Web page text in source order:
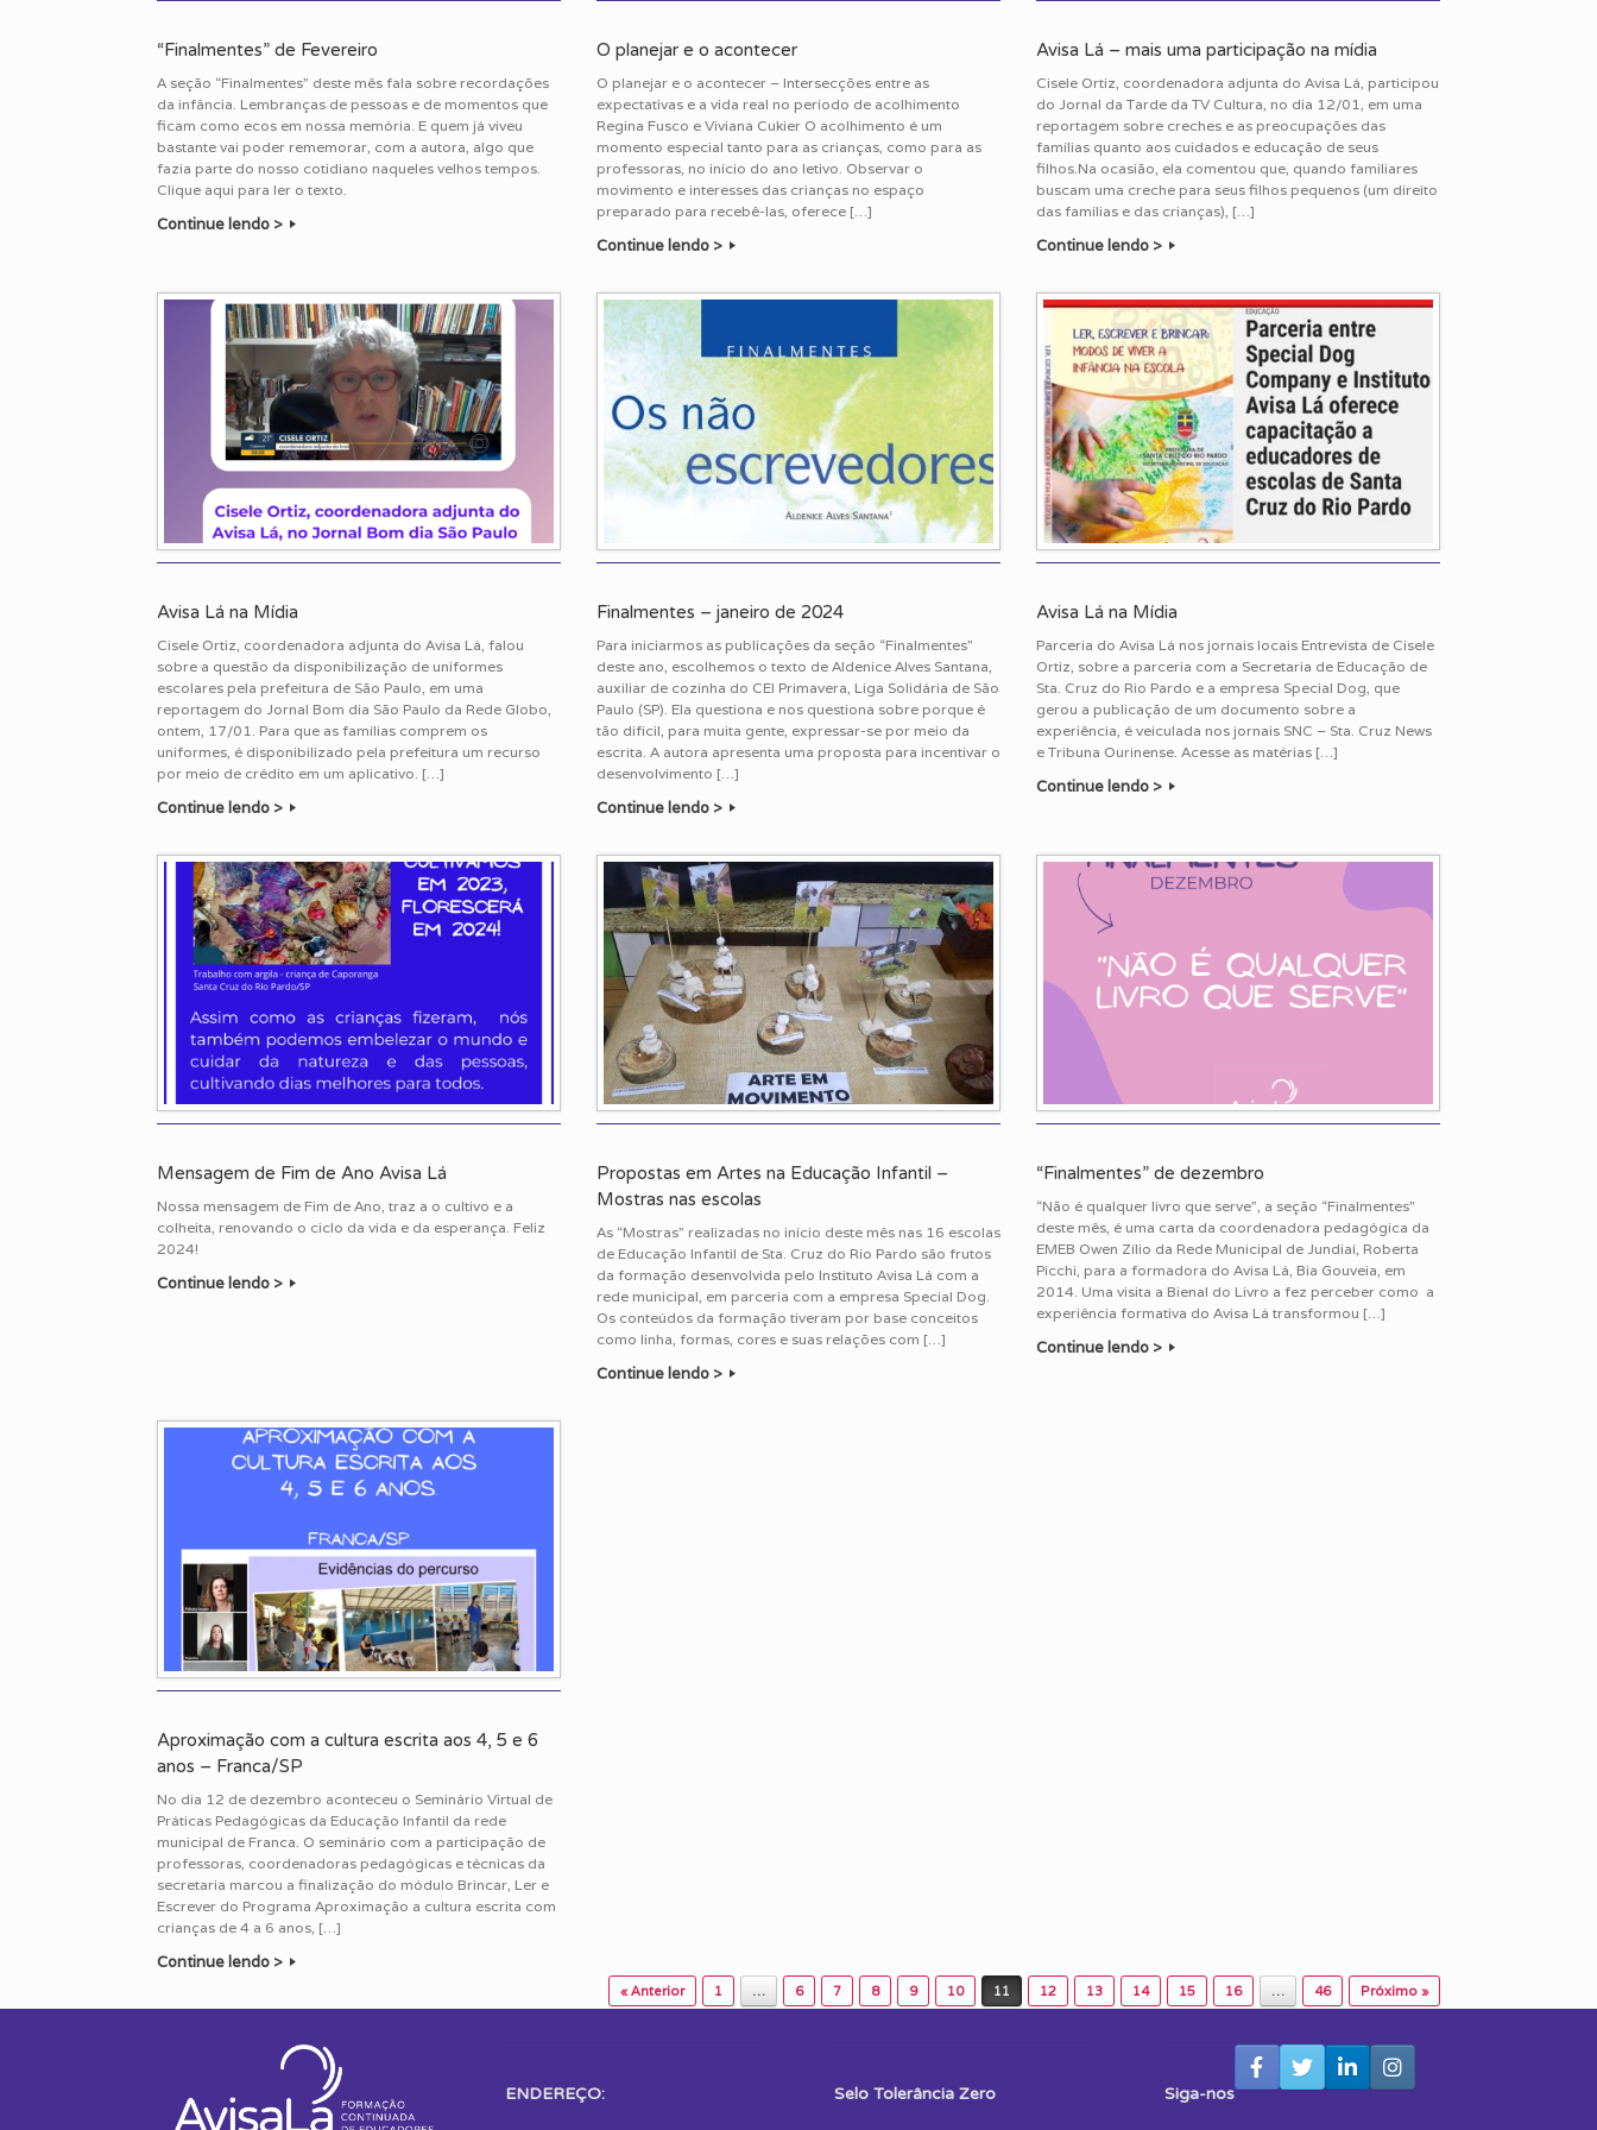
“Finalmentes” de Fevereiro
A seção “Finalmentes” deste mês fala sobre recordações
da infância. Lembranças de pessoas e de momentos que
ficam como ecos em nossa memória. E quem já viveu
bastante vai poder rememorar, com a autora, algo que
fazia parte do nosso cotidiano naqueles velhos tempos.
Clique aqui para ler o texto.
Continue lendo >
O planejar e o acontecer
O planejar e o acontecer – Intersecções entre as
expectativas e a vida real no período de acolhimento
Regina Fusco e Viviana Cukier O acolhimento é um
momento especial tanto para as crianças, como para as
professoras, no início do ano letivo. Observar o
movimento e interesses das crianças no espaço
preparado para recebê-las, oferece […]
Continue lendo >
Avisa Lá – mais uma participação na mídia
Cisele Ortiz, coordenadora adjunta do Avisa Lá, participou
do Jornal da Tarde da TV Cultura, no dia 12/01, em uma
reportagem sobre creches e as preocupações das
famílias quanto aos cuidados e educação de seus
filhos.Na ocasião, ela comentou que, quando familiares
buscam uma creche para seus filhos pequenos (um direito
das famílias e das crianças), […]
Continue lendo >
Avisa Lá na Mídia
Cisele Ortiz, coordenadora adjunta do Avisa Lá, falou
sobre a questão da disponibilização de uniformes
escolares pela prefeitura de São Paulo, em uma
reportagem do Jornal Bom dia São Paulo da Rede Globo,
ontem, 17/01. Para que as famílias comprem os
uniformes, é disponibilizado pela prefeitura um recurso
por meio de crédito em um aplicativo. […]
Continue lendo >
Finalmentes – janeiro de 2024
Para iniciarmos as publicações da seção “Finalmentes”
deste ano, escolhemos o texto de Aldenice Alves Santana,
auxiliar de cozinha do CEI Primavera, Liga Solidária de São
Paulo (SP). Ela questiona e nos questiona sobre porque é
tão difícil, para muita gente, expressar-se por meio da
escrita. A autora apresenta uma proposta para incentivar o
desenvolvimento […]
Continue lendo >
Avisa Lá na Mídia
Parceria do Avisa Lá nos jornais locais Entrevista de Cisele
Ortiz, sobre a parceria com a Secretaria de Educação de
Sta. Cruz do Rio Pardo e a empresa Special Dog, que
gerou a publicação de um documento sobre a
experiência, é veiculada nos jornais SNC – Sta. Cruz News
e Tribuna Ourinense. Acesse as matérias […]
Continue lendo >
Mensagem de Fim de Ano Avisa Lá
Nossa mensagem de Fim de Ano, traz a o cultivo e a
colheita, renovando o ciclo da vida e da esperança. Feliz
2024!
Continue lendo >
Propostas em Artes na Educação Infantil –
Mostras nas escolas
As “Mostras” realizadas no início deste mês nas 16 escolas
de Educação Infantil de Sta. Cruz do Rio Pardo são frutos
da formação desenvolvida pelo Instituto Avisa Lá com a
rede municipal, em parceria com a empresa Special Dog.
Os conteúdos da formação tiveram por base conceitos
como linha, formas, cores e suas relações com […]
Continue lendo >
“Finalmentes” de dezembro
“Não é qualquer livro que serve”, a seção “Finalmentes”
deste mês, é uma carta da coordenadora pedagógica da
EMEB Owen Zílio da Rede Municipal de Jundiaí, Roberta
Picchi, para a formadora do Avisa Lá, Bia Gouveia, em
2014. Uma visita a Bienal do Livro a fez perceber como a
experiência formativa do Avisa Lá transformou […]
Continue lendo >
Aproximação com a cultura escrita aos 4, 5 e 6
anos – Franca/SP
No dia 12 de dezembro aconteceu o Seminário Virtual de
Práticas Pedagógicas da Educação Infantil da rede
municipal de Franca. O seminário com a participação de
professoras, coordenadoras pedagógicas e técnicas da
secretaria marcou a finalização do módulo Brincar, Ler e
Escrever do Programa Aproximação a cultura escrita com
crianças de 4 a 6 anos, […]
Continue lendo >
« Anterior 1 … 6 7 8 9 10 11 12 13 14 15 16 … 46 Próximo »
ENDEREÇO: Selo Tolerância Zero Siga-nos